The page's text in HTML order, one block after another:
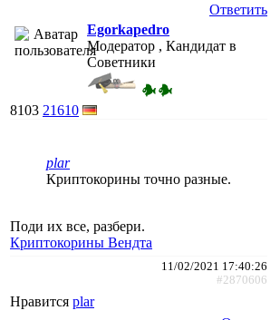
Ответить
Egorkapedro
Модератор , Кандидат в
Советники
8103 21610
plar
Криптокорины точно разные.
Поди их все, разбери.
Криптокорины Вендта
11/02/2021 17:40:26
#2870606
Нравится plar